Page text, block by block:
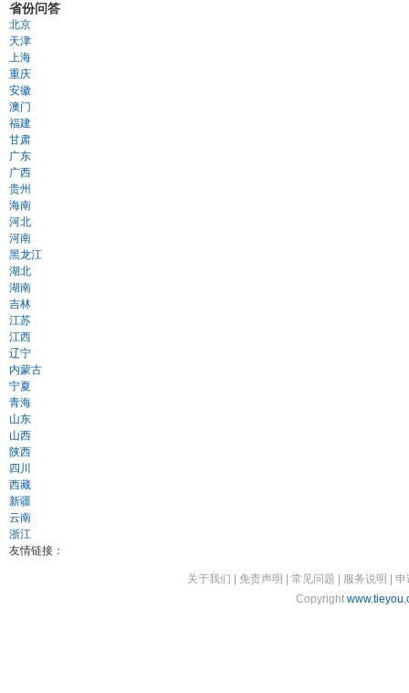
省份问答
北京
天津
上海
重庆
安徽
澳门
福建
甘肃
广东
广西
贵州
海南
河北
河南
黑龙江
湖北
湖南
吉林
江苏
江西
辽宁
内蒙古
宁夏
青海
山东
山西
陕西
四川
西藏
新疆
云南
浙江
友情链接：
关于我们 免责声明 常见问题 服务说明
申
Copyright